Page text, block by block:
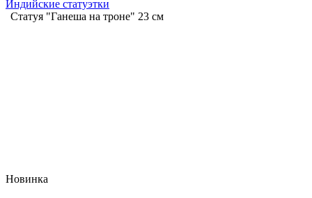
Индийские статуэтки
Статуя "Ганеша на троне" 23 см
Новинка